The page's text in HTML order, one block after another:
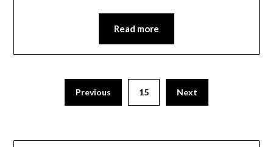
Read more
Previous 15 Next